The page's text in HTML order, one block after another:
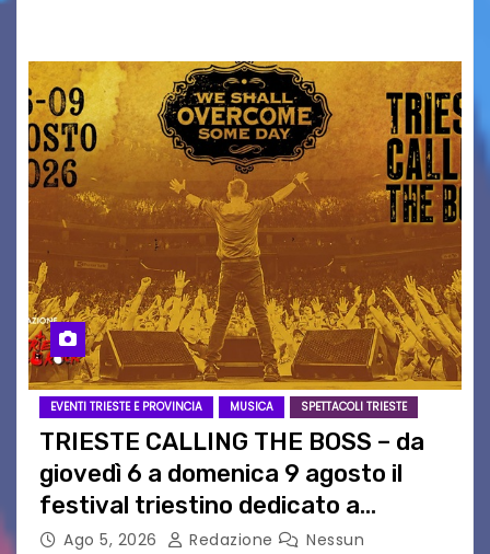
EVENTI TRIESTE E PROVINCIA MUSICA SPETTACOLI TRIESTE
TRIESTE CALLING THE BOSS – da
giovedì 6 a domenica 9 agosto il
festival triestino dedicato a
Springsteen
Ago 5, 2026 Redazione
Nessun